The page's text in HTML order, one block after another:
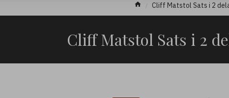
Cliff Matstol Sats i 2
Cliff Matstol Sats i 2